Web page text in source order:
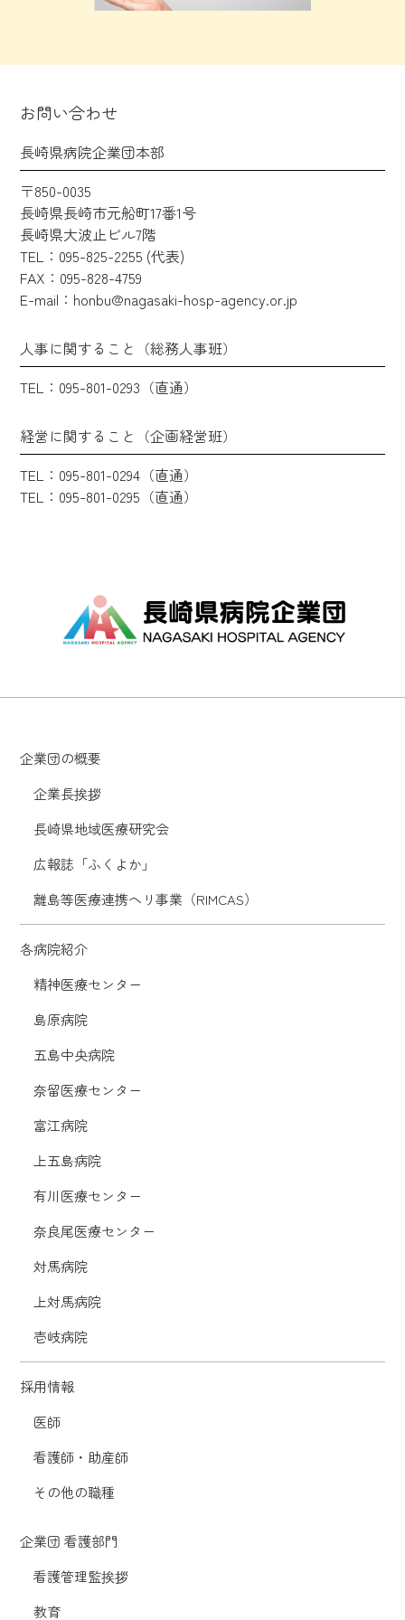
お問い合わせ
長崎県病院企業団本部
〒850-0035
長崎県長崎市元船町17番1号
長崎県大波止ビル7階
TEL：095-825-2255 (代表)
FAX：095-828-4759
E-mail：honbu@nagasaki-hosp-agency.or.jp
人事に関すること（総務人事班）
TEL：095-801-0293（直通）
経営に関すること（企画経営班）
TEL：095-801-0294（直通）
TEL：095-801-0295（直通）
企業団の概要
企業長挨拶
長崎県地域医療研究会
広報誌「ふくよか」
離島等医療連携ヘリ事業（RIMCAS）
各病院紹介
精神医療センター
島原病院
五島中央病院
奈留医療センター
富江病院
上五島病院
有川医療センター
奈良尾医療センター
対馬病院
上対馬病院
壱岐病院
採用情報
医師
看護師・助産師
その他の職種
企業団 看護部門
看護管理監挨拶
教育